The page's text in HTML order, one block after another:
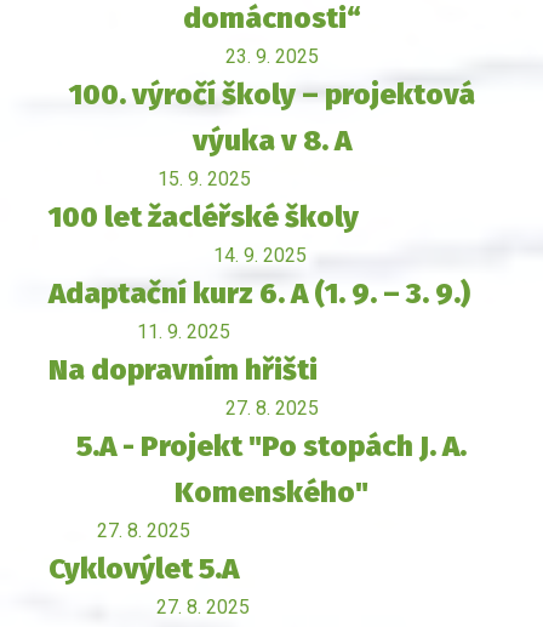
domácnosti“
23. 9. 2025
100. výročí školy – projektová
výuka v 8. A
15. 9. 2025
100 let žacléřské školy
14. 9. 2025
Adaptační kurz 6. A (1. 9. – 3. 9.)
11. 9. 2025
Na dopravním hřišti
27. 8. 2025
5.A - Projekt "Po stopách J. A.
Komenského"
27. 8. 2025
Cyklovýlet 5.A
27. 8. 2025